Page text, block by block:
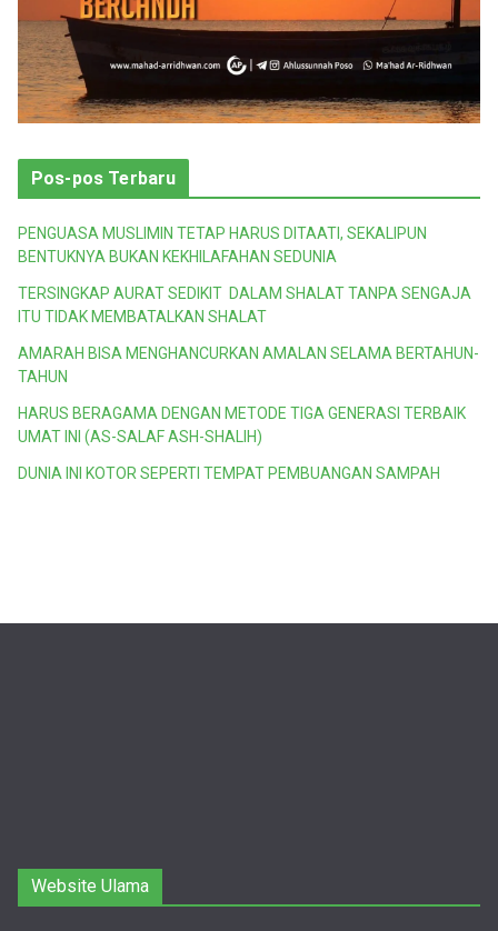
Pos-pos Terbaru
PENGUASA MUSLIMIN TETAP HARUS DITAATI, SEKALIPUN
BENTUKNYA BUKAN KEKHILAFAHAN SEDUNIA
TERSINGKAP AURAT SEDIKIT DALAM SHALAT TANPA SENGAJA
ITU TIDAK MEMBATALKAN SHALAT
AMARAH BISA MENGHANCURKAN AMALAN SELAMA BERTAHUN-
TAHUN
HARUS BERAGAMA DENGAN METODE TIGA GENERASI TERBAIK
UMAT INI (AS-SALAF ASH-SHALIH)
DUNIA INI KOTOR SEPERTI TEMPAT PEMBUANGAN SAMPAH
Website Ulama